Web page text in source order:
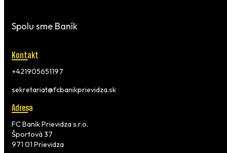
Spolu sme Baník
Kontakt
+421905651197
sekretariat@fcbanikprievidza.sk
Adresa
FC Baník Prievidza s.r.o.
Športová 37
971 01 Prievidza